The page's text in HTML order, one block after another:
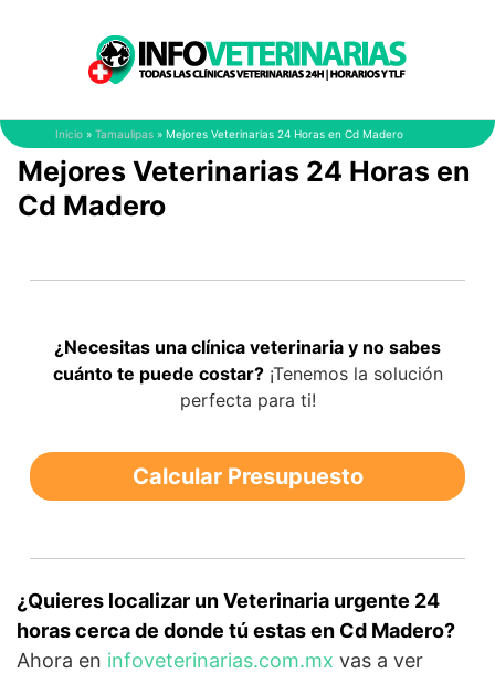
Inicio » Tamaulipas » Mejores Veterinarias 24 Horas en Cd Madero
Mejores Veterinarias 24 Horas en
Cd Madero
¿Necesitas una clínica veterinaria y no sabes
cuánto te puede costar?¡Tenemos la solución
perfecta para ti!
Calcular Presupuesto
¿Quieres localizar un Veterinaria urgente 24
horas cerca de donde tú estas en Cd Madero?
Ahora en infoveterinarias.com.mx vas a ver